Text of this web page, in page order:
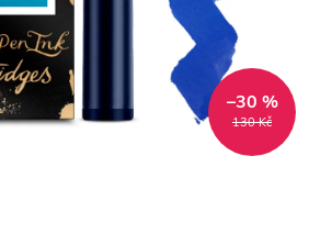
130 Kč
–30 %